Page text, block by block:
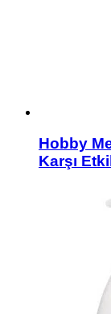
Hobby
Karşı